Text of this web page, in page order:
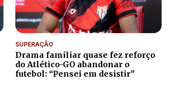
SUPERAÇÃO
Drama familiar quase fez reforço
do Atlético-GO abandonar o
futebol: “Pensei em desistir”